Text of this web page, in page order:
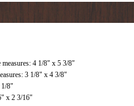
measures: 4 1/8" x 5 3/8"
3 1/8" x 4 3/8"
1/8"
x 2 3/16"